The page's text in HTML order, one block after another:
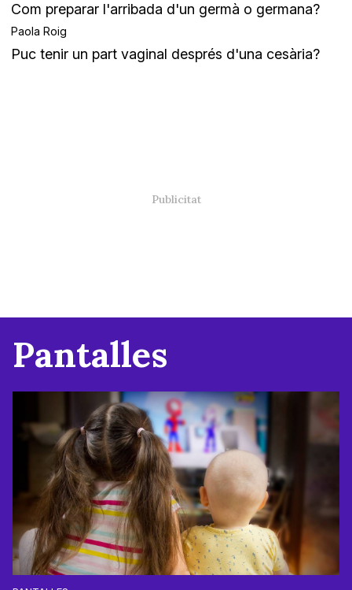
Com preparar l'arribada d'un germà o germana?
Paola Roig
Puc tenir un part vaginal després d'una cesària?
Pantalles